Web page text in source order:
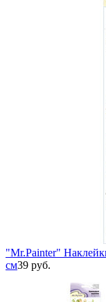
"Mr.Painter"
см39 руб.